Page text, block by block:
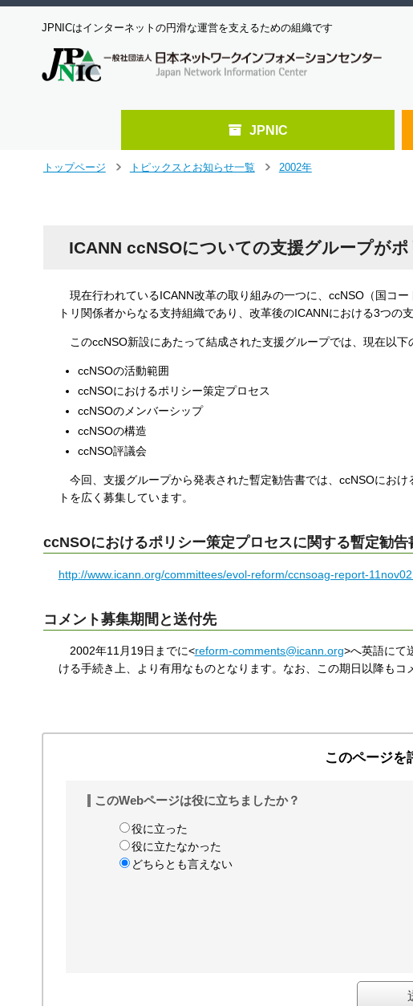
JPNICはインターネットの円滑な運営を支えるための組織です
JPNIC
トップページ
トピックスとお知らせ一覧
2002年
ICANN ccNSOについての支援グループが
現在行われているICANN改革の取り組みの一つに、ccNSO（国コ
トリ関係者からなる支持組織であり、改革後のICANNにおける3つの
このccNSO新設にあたって結成された支援グループでは、現在以下
ccNSOの活動範囲
ccNSOにおけるポリシー策定プロセス
ccNSOのメンバーシップ
ccNSOの構造
ccNSO評議会
今回、支援グループから発表された暫定勧告書では、ccNSOにお
トを広く募集しています。
ccNSOにおけるポリシー策定プロセスに関する暫定勧告
http://www.icann.org/committees/evol-reform/ccnsoag-report-
コメント募集期間と送付先
2002年11月19日までに<reform-comments@icann.org>へ英語にて
ける手続き上、より有用なものとなります。なお、この期日以降もコ
このページを
このWebページは役に立ちましたか？
役に立った
役に立たなかった
どちらとも言えない